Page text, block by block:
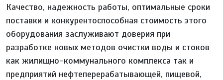
Качество, надежность работы, оптимальные сроки
поставки и конкурентоспособная стоимость этого
оборудования заслуживают доверия при
разработке новых методов очистки воды и стоков
как жилищно-коммунального комплекса так и
предприятий нефтеперерабатывающей, пищевой,